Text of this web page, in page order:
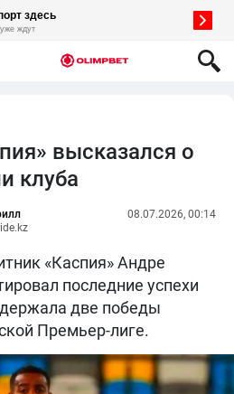
высказался о
клуба
08.07.2026, 00:14
«Каспия» Андре
последние успехи
две победы
Премьер-лиге.